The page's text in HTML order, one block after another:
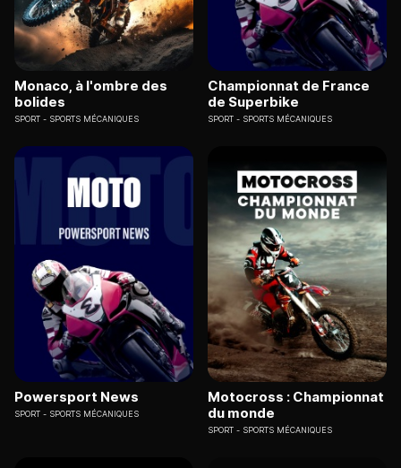
Monaco, à l'ombre des
bolides
SPORT SPORTS MÉCANIQUES
Championnat de France
de Superbike
SPORT SPORTS MÉCANIQUES
Powersport News
SPORT SPORTS MÉCANIQUES
Motocross : Championnat
du monde
SPORT SPORTS MÉCANIQUES